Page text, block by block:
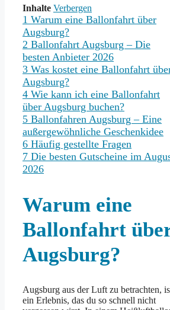
Inhalte Verbergen
1 Warum eine Ballonfahrt über
Augsburg?
2 Ballonfahrt Augsburg – Die
besten Anbieter 2026
3 Was kostet eine Ballonfahrt
Augsburg?
4 Wie kann ich eine Ballonfahrt
über Augsburg buchen?
5 Ballonfahren Augsburg – Eine
außergewöhnliche Geschenkidee
6 Häufig gestellte Fragen
7 Die besten Gutscheine im
2026
Warum eine
Ballonfahrt
Augsburg?
Augsburg aus der Luft zu betrachten,
ein Erlebnis, das du so schnell nicht